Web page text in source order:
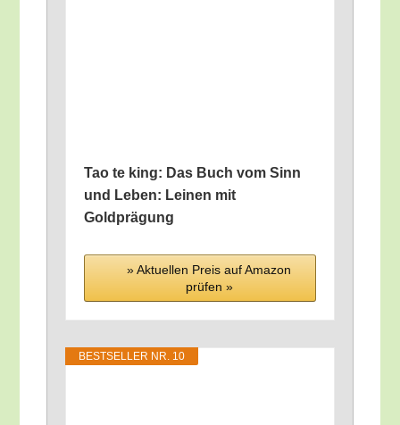
Tao te king: Das Buch vom Sinn
und Leben: Lei­nen mit
Goldprägung
» Aktu­el­len Preis auf Ama­zon
prü­fen »
BEST­SEL­LER NR. 10